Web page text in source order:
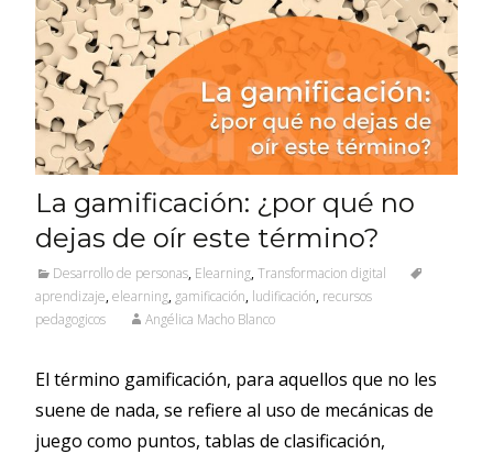
La gamificación: ¿por qué no
dejas de oír este término?
Desarrollo de personas, Elearning,Transformacion digital
aprendizaje,elearning, gamificación, ludificación, recursos
pedagogicos
Angélica Macho Blanco
El término gamificación, para aquellos que no les
suene de nada, se refiere al uso de mecánicas de
juego como puntos, tablas de clasificación,